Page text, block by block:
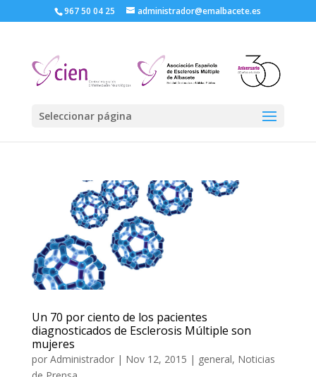
967 50 04 25 administrador@emalbacete.es
Seleccionar página
Un 70 por ciento de los pacientes
diagnosticados de Esclerosis Múltiple son
mujeres
por Administrador| Nov 12, 2015 | general, Noticias